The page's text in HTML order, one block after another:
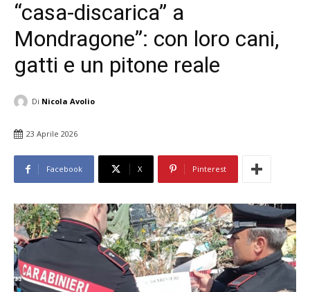
“casa-discarica” a
Mondragone”: con loro cani,
gatti e un pitone reale
Di Nicola Avolio
23 Aprile 2026
Facebook X Pinterest